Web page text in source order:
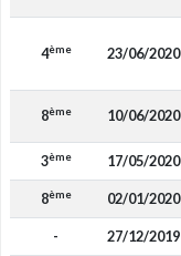
4ème 23/06/2020
8ème 10/06/2020
3ème 17/05/2020
8ème 02/01/2020
- 27/12/2019